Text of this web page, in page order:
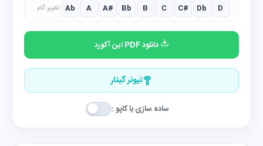
تغییر گام: Ab A A# Bb B C C# Db D
دانلود PDF این آکورد
تیونر گیتار
ساده سازی با کاپو :